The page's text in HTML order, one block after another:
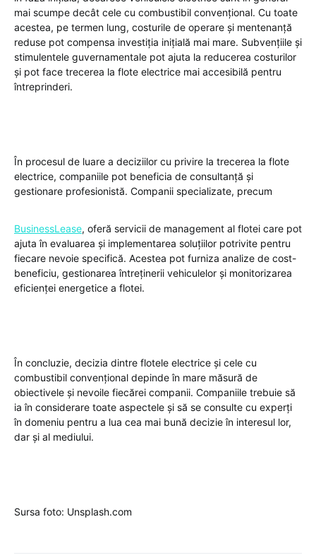
mai scumpe decât cele cu combustibil convențional. Cu toate
acestea, pe termen lung, costurile de operare și mentenanță
reduse pot compensa investiția inițială mai mare. Subvențiile și
stimulentele guvernamentale pot ajuta la reducerea costurilor
și pot face trecerea la flote electrice mai accesibilă pentru
întreprinderi.
În procesul de luare a deciziilor cu privire la trecerea la flote
electrice, companiile pot beneficia de consultanță și
gestionare profesionistă. Companii specializate, precum
BusinessLease, oferă servicii de management al flotei care pot
ajuta în evaluarea și implementarea soluțiilor potrivite pentru
fiecare nevoie specifică. Acestea pot furniza analize de cost-
beneficiu, gestionarea întreținerii vehiculelor și monitorizarea
eficienței energetice a flotei.
În concluzie, decizia dintre flotele electrice și cele cu
combustibil convențional depinde în mare măsură de
obiectivele și nevoile fiecărei companii. Companiile trebuie să
ia în considerare toate aspectele și să se consulte cu experți
în domeniu pentru a lua cea mai bună decizie în interesul lor,
dar și al mediului.
Sursa foto: Unsplash.com